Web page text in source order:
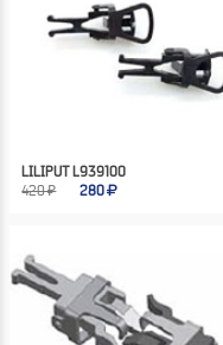
LILIPUT L939100
420 ₽
280